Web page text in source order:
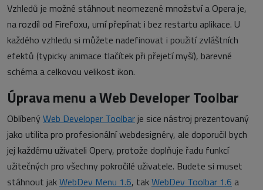
Vzhledů je možné stáhnout neomezené množství a Opera je,
na rozdíl od Firefoxu, umí přepínat i bez restartu aplikace. U
každého vzhledu si můžete nadefinovat i použití zvláštních
efektů (typicky animace tlačítek při přejetí myší), barevné
schéma a celkovou velikost ikon.
Úprava menu a Web Developer Toolbar
Oblíbený Web Developer Toolbarje sice nástroj prezentovaný
jako utilita pro profesionální webdesignéry, ale doporučil bych
jej každému uživateli Opery, protože doplňuje řadu funkcí
užitečných pro všechny pokročilé uživatele. Budete si muset
stáhnout jakWebDev Menu 1.6, takWebDev Toolbar 1.6 a